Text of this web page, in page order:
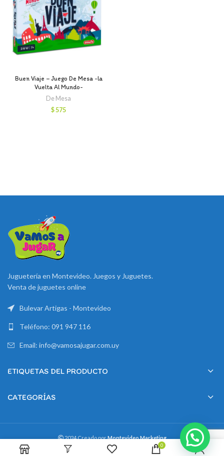
Buen Viaje – Juego De Mesa -la
Vuelta Al Mundo-
De Mesa
$575
Juguetería en Montevideo. Juegos y Juguetes.
Venta de juguetes online
Bulevar Artigas - Montevideo
Teléfono: 091 947 116
Email: info@vamosajugar.com.uy
ETIQUETAS DEL PRODUCTO
CATEGORÍAS
2024 Creado porMontevideo Marketing
0